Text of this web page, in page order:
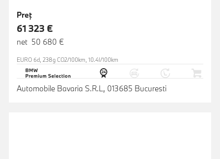
Preţ
61 323 €
net 50 680 €
EURO 6d, 238g CO2/100km, 10.4l/100km
Automobile Bavaria S.R.L, 013685 Bucuresti